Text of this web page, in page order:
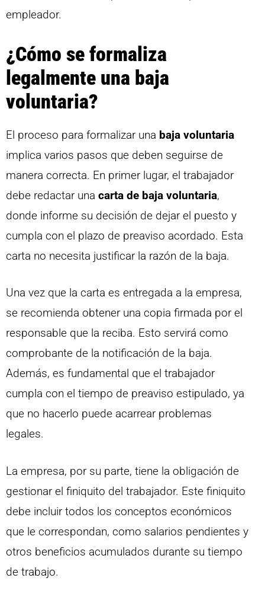
empleador.
¿Cómo se formaliza
legalmente una baja
voluntaria?
El proceso para formalizar una baja voluntaria
implica varios pasos que deben seguirse de
manera correcta. En primer lugar, el trabajador
debe redactar una carta de baja voluntaria,
donde informe su decisión de dejar el puesto y
cumpla con el plazo de preaviso acordado. Esta
carta no necesita justificar la razón de la baja.
Una vez que la carta es entregada a la empresa,
se recomienda obtener una copia firmada por el
responsable que la reciba. Esto servirá como
comprobante de la notificación de la baja.
Además, es fundamental que el trabajador
cumpla con el tiempo de preaviso estipulado, ya
que no hacerlo puede acarrear problemas
legales.
La empresa, por su parte, tiene la obligación de
gestionar el finiquito del trabajador. Este finiquito
debe incluir todos los conceptos económicos
que le correspondan, como salarios pendientes y
otros beneficios acumulados durante su tiempo
de trabajo.